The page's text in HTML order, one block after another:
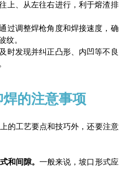
上、从左往右进行，利于熔渣排
过调整焊枪角度和焊接速度，确
纹。
及时发现并纠正凸形、内凹等不良
焊的注意事项
的工艺要点和技巧外，还要注意
和间隙。一般来说，坡口形式应